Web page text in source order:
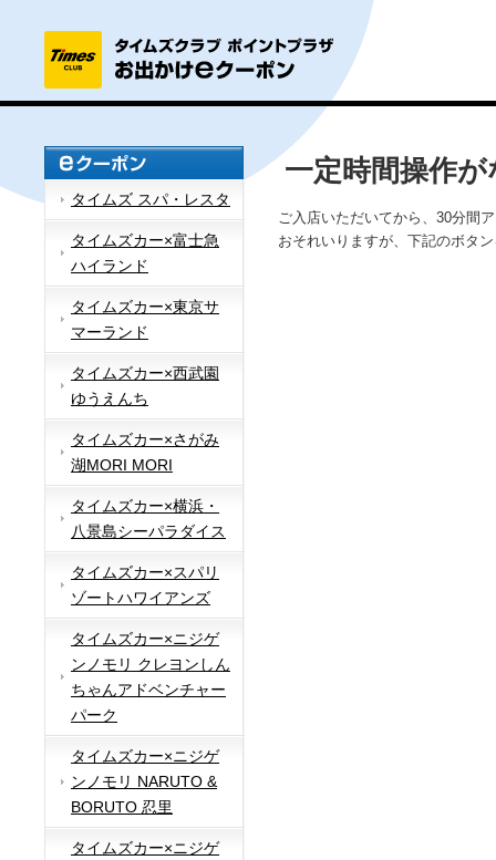
タイムズ スパ・レスタ
タイムズカー×富士急
ハイランド
タイムズカー×東京サ
マーランド
タイムズカー×西武園
ゆうえんち
タイムズカー×さがみ
湖MORI MORI
タイムズカー×横浜・
八景島シーパラダイス
タイムズカー×スパリ
ゾートハワイアンズ
タイムズカー×ニジゲ
ンノモリ クレヨンしん
ちゃんアドベンチャー
パーク
タイムズカー×ニジゲ
ンノモリ NARUTO &
BORUTO 忍里
タイムズカー×ニジゲ
一定時間操作
ご入店いただいてから、30分間
おそれいりますが、下記のボタ